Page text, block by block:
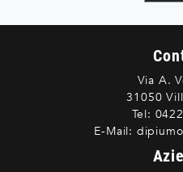
Via A.
31050
Tel:
E-Mail: